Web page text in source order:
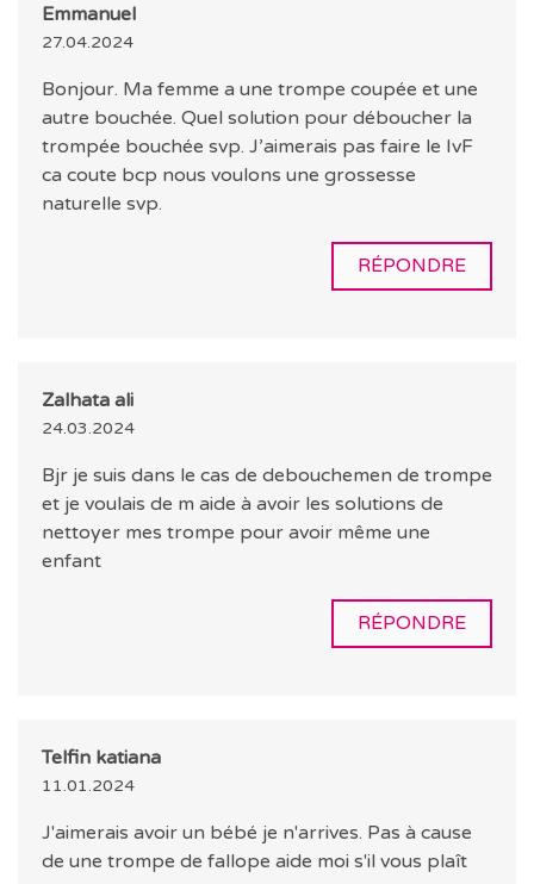
Emmanuel
27.04.2024
Bonjour. Ma femme a une trompe coupée et une
autre bouchée. Quel solution pour déboucher la
trompée bouchée svp. J’aimerais pas faire le IvF
ca coute bcp nous voulons une grossesse
naturelle svp.
RÉPONDRE
Zalhata ali
24.03.2024
Bjr je suis dans le cas de debouchemen de trompe
et je voulais de m aide à avoir les solutions de
nettoyer mes trompe pour avoir même une
enfant
RÉPONDRE
Telfin katiana
11.01.2024
J'aimerais avoir un bébé je n'arrives. Pas à cause
de une trompe de fallope aide moi s'il vous plaît